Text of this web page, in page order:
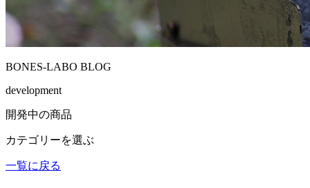
BONES-LABO BLOG
development
開発中の商品
カテゴリーを選ぶ
一覧に戻る